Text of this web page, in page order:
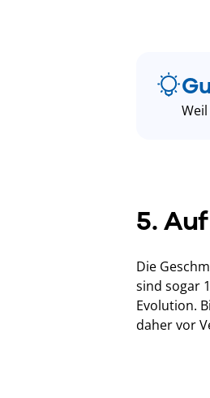
Weil
5.
Die
sind sogar
Evolution.
daher vor